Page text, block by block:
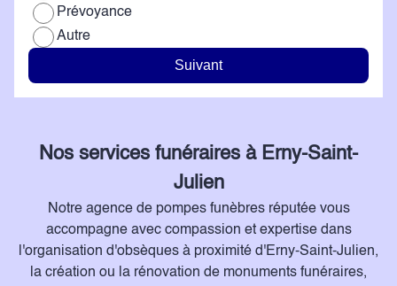
Prévoyance
Autre
Suivant
Nos services funéraires à Erny-Saint-
Julien
Notre agence de pompes funèbres réputée vous
accompagne avec compassion et expertise dans
l'organisation d'obsèques à proximité d'Erny-Saint-Julien,
la création ou la rénovation de monuments funéraires,